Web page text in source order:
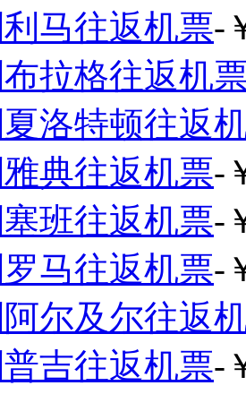
马往返机票-
拉格往返机
洛特顿往返
典往返机票-
班往返机票-
罗马往返机票-
阿尔及尔往返
吉往返机票-